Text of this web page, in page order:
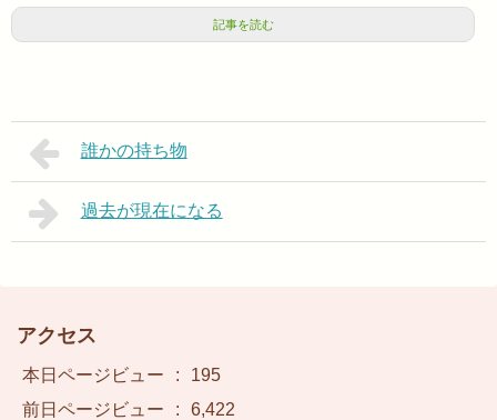
記事を読む
誰かの持ち物
過去が現在になる
アクセス
本日ページビュー :
195
前日ページビュー
:
6,422